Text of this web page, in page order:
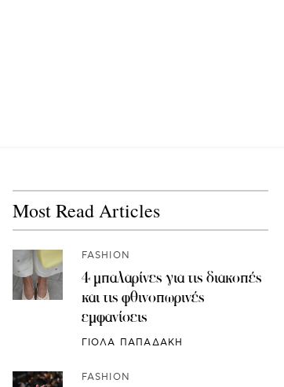
Most Read Articles
FASHION
4 μπαλαρίνες για τις διακοπές
και τις φθινοπωρινές
εμφανίσεις
ΓΙΟΛΑ ΠΑΠΑΔΑΚΗ
FASHION